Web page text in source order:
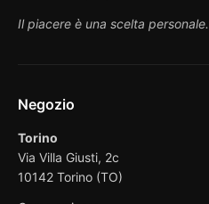
Il piacere è una scelta personale.
Negozio
Torino
Via Villa Giusti, 2c
10142 Torino (TO)